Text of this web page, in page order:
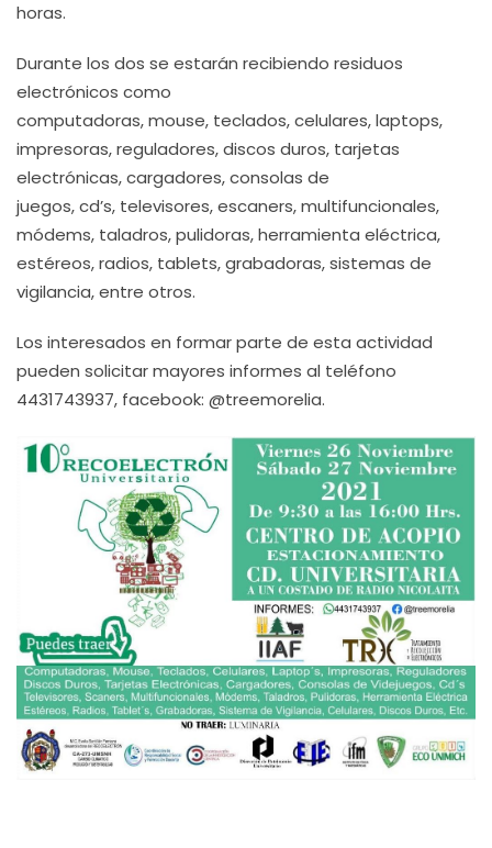
horas.
Durante los dos se estarán recibiendo residuos
electrónicos como
computadoras, mouse, teclados, celulares, laptops,
impresoras, reguladores, discos duros, tarjetas
electrónicas, cargadores, consolas de
juegos, cd’s, televisores, escaners, multifuncionales,
módems, taladros, pulidoras, herramienta eléctrica,
estéreos, radios, tablets, grabadoras, sistemas de
vigilancia, entre otros.
Los interesados en formar parte de esta actividad
pueden solicitar mayores informes al teléfono
4431743937, facebook: @treemorelia.